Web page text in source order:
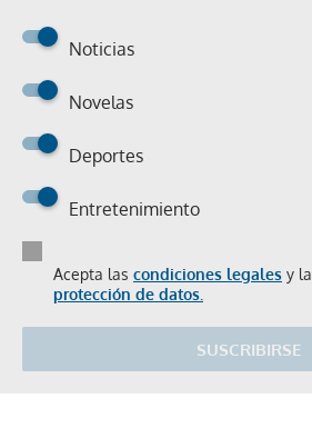
Noticias
Novelas
Deportes
Entretenimiento
Acepta las condiciones legales y la
protección de datos.
SUSCRIBIRSE